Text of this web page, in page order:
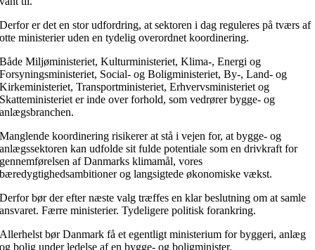
Derfor er det en stor udfordring, at sektoren i dag reguleres på tværs af
otte ministerier uden en tydelig overordnet koordinering.
Både Miljøministeriet, Kulturministeriet, Klima-, Energi og
Forsyningsministeriet, Social- og Boligministeriet, By-, Land- og
Kirkeministeriet, Transportministeriet, Erhvervsministeriet og
Skatteministeriet er inde over forhold, som vedrører bygge- og
anlægsbranchen.
Manglende koordinering risikerer at stå i vejen for, at bygge- og
anlægssektoren kan udfolde sit fulde potentiale som en drivkraft for
gennemførelsen af Danmarks klimamål, vores
bæredygtighedsambitioner og langsigtede økonomiske vækst.
Derfor bør der efter næste valg træffes en klar beslutning om at samle
ansvaret. Færre ministerier. Tydeligere politisk forankring.
Allerhelst bør Danmark få et egentligt ministerium for byggeri, anlæg
og bolig under ledelse af en bygge- og boligminister.